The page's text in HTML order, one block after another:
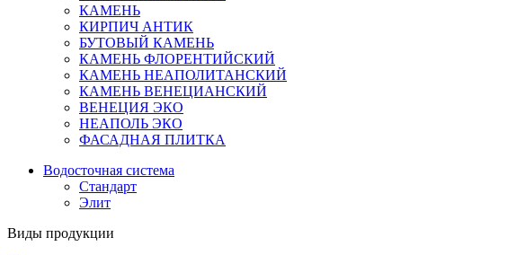
КАМЕНЬ
КИРПИЧ АНТИК
БУТОВЫЙ КАМЕНЬ
КАМЕНЬ ФЛОРЕНТИЙСКИЙ
КАМЕНЬ НЕАПОЛИТАНСКИЙ
КАМЕНЬ ВЕНЕЦИАНСКИЙ
ВЕНЕЦИЯ ЭКО
НЕАПОЛЬ ЭКО
ФАСАДНАЯ ПЛИТКА
Водосточная система
Стандарт
Элит
Виды продукции